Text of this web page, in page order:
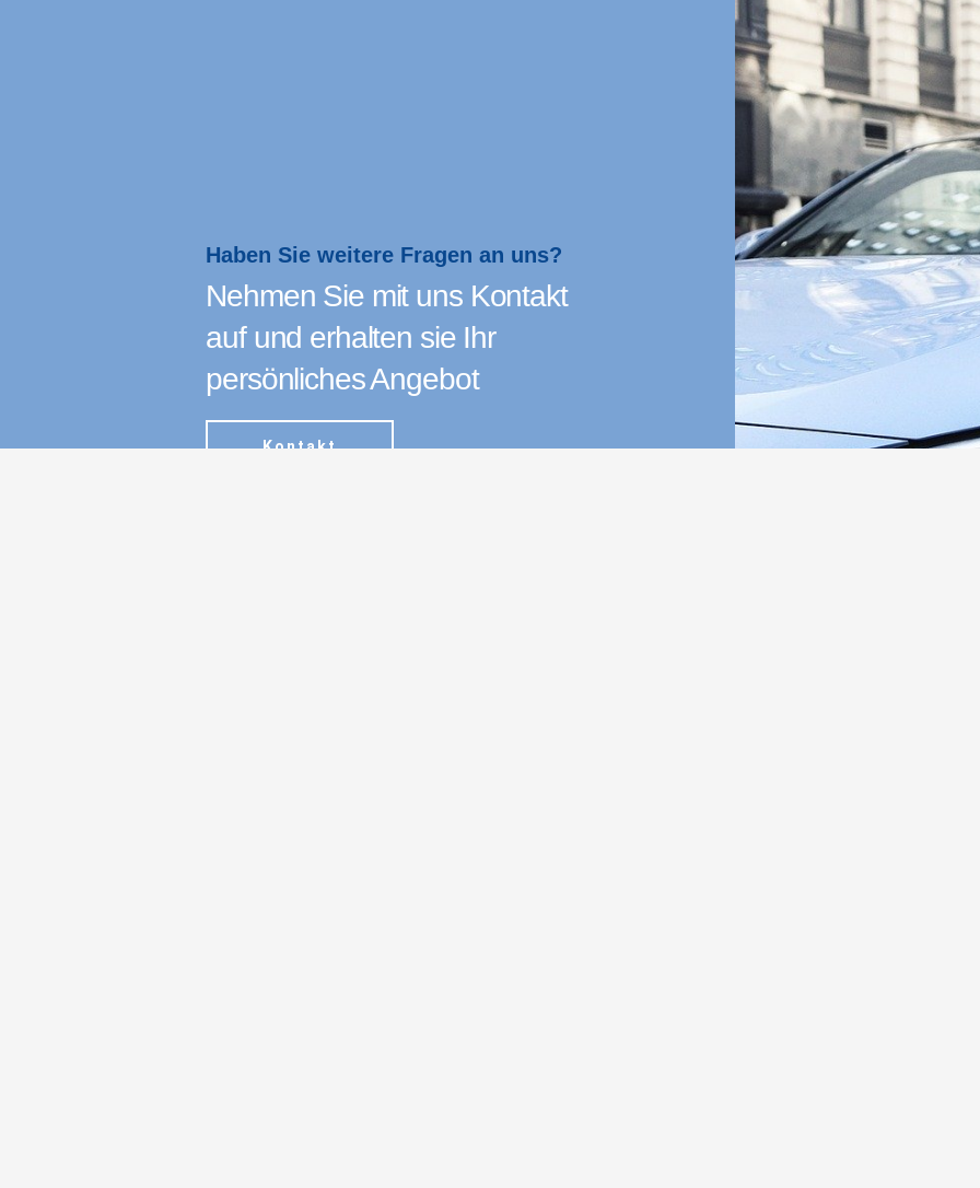
Haben Sie weitere Fragen an uns?
Nehmen Sie mit uns Kontakt
auf und erhalten sie Ihr
persönliches Angebot
Kontakt